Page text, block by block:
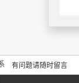
有问题请随时留言